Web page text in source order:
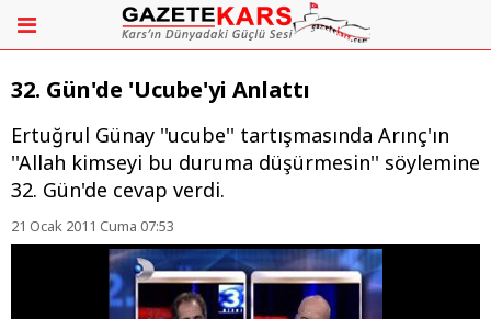
32. Gün'de 'Ucube'yi Anlattı
Ertuğrul Günay ''ucube'' tartışmasında Arınç'ın
''Allah kimseyi bu duruma düşürmesin'' söylemine
32. Gün'de cevap verdi.
21 Ocak 2011 Cuma 07:53